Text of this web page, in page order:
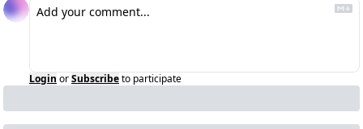
Login orSubscribeto participate